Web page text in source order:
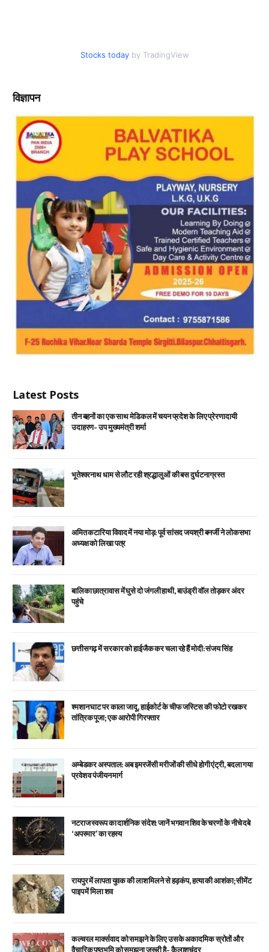
Stocks today by TradingView
विज्ञापन
Latest Posts
तीन बहनों का एक साथ मेडिकल में चयन प्रदेश के लिए प्रेरणादायी
उदाहरण- उप मुख्यमंत्री शर्मा
भूतेश्वरनाथ धाम से लौट रही श्रद्धालुओं की बस दुर्घटनाग्रस्त
अमित कटारिया विवाद में नया मोड़: पूर्व सांसद जयश्री बनर्जी ने लोकसभा
अध्यक्ष को लिखा पत्र
बालिका छात्रावास में घुसे दो जंगली हाथी, बाउंड्री वॉल तोड़कर अंदर
पहुंचे
छत्तीसगढ़ में सरकार को हाईजैक कर चला रहे हैं मोदी: संजय सिंह
श्मशान घाट पर काला जादू, हाईकोर्ट के चीफ जस्टिस की फोटो रखकर
तांत्रिक पूजा; एक आरोपी गिरफ्तार
अम्बेडकर अस्पताल: अब इमरजेंसी मरीजों की सीधे होगी एंट्री, बदला गया
प्रवेश व पंजीयन मार्ग
नटराज स्वरूप का दार्शनिक संदेश: जानें भगवान शिव के चरणों के नीचे दबे
‘अपस्मार’ का रहस्य
रायपुर में लापता युवक की लाश मिलने से हड़कंप, हत्या की आशंका; सीमेंट
पाइप में मिला शव
कल्चरल मार्क्सवाद को समझने के लिए उसके अकादमिक स्रोतों और
वैचारिक पृष्ठभूमि को समझना जरूरी है- कैलाशचंद्र